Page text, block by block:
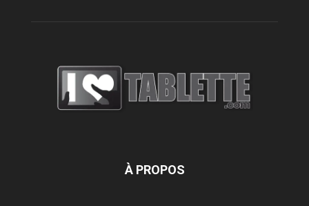
À PROPOS